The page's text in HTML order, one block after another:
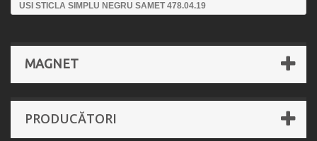
USI STICLA SIMPLU NEGRU SAMET 478.04.19
MAGNET
PRODUCĂTORI